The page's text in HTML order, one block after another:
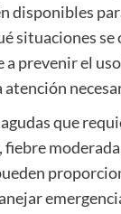
disponibles
situaciones
prevenir el
que
fiebre